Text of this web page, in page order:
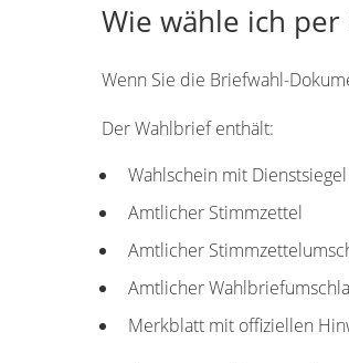
Wie wähle ich
Wenn Sie die Briefwahl-
Der Wahlbrief enthält:
Wahlschein mit
Amtlicher Stimmzettel
Amtlicher
Amtlicher
Merkblatt mit offiziellen